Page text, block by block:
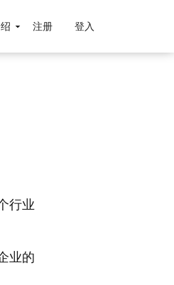
注册 登入
行业
业的